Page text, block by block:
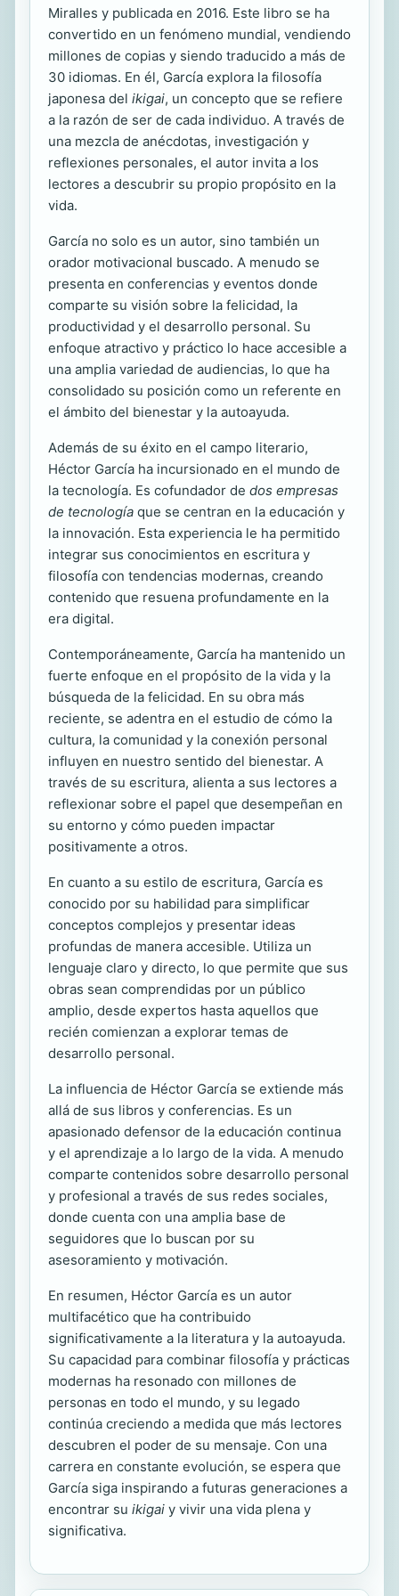
Miralles y publicada en 2016. Este libro se ha
convertido en un fenómeno mundial, vendiendo
millones de copias y siendo traducido a más de
30 idiomas. En él, García explora la filosofía
japonesa del ikigai, un concepto que se refiere
a la razón de ser de cada individuo. A través de
una mezcla de anécdotas, investigación y
reflexiones personales, el autor invita a los
lectores a descubrir su propio propósito en la
vida.
García no solo es un autor, sino también un
orador motivacional buscado. A menudo se
presenta en conferencias y eventos donde
comparte su visión sobre la felicidad, la
productividad y el desarrollo personal. Su
enfoque atractivo y práctico lo hace accesible a
una amplia variedad de audiencias, lo que ha
consolidado su posición como un referente en
el ámbito del bienestar y la autoayuda.
Además de su éxito en el campo literario,
Héctor García ha incursionado en el mundo de
la tecnología. Es cofundador de dos empresas
de tecnología que se centran en la educación y
la innovación. Esta experiencia le ha permitido
integrar sus conocimientos en escritura y
filosofía con tendencias modernas, creando
contenido que resuena profundamente en la
era digital.
Contemporáneamente, García ha mantenido un
fuerte enfoque en el propósito de la vida y la
búsqueda de la felicidad. En su obra más
reciente, se adentra en el estudio de cómo la
cultura, la comunidad y la conexión personal
influyen en nuestro sentido del bienestar. A
través de su escritura, alienta a sus lectores a
reflexionar sobre el papel que desempeñan en
su entorno y cómo pueden impactar
positivamente a otros.
En cuanto a su estilo de escritura, García es
conocido por su habilidad para simplificar
conceptos complejos y presentar ideas
profundas de manera accesible. Utiliza un
lenguaje claro y directo, lo que permite que sus
obras sean comprendidas por un público
amplio, desde expertos hasta aquellos que
recién comienzan a explorar temas de
desarrollo personal.
La influencia de Héctor García se extiende más
allá de sus libros y conferencias. Es un
apasionado defensor de la educación continua
y el aprendizaje a lo largo de la vida. A menudo
comparte contenidos sobre desarrollo personal
y profesional a través de sus redes sociales,
donde cuenta con una amplia base de
seguidores que lo buscan por su
asesoramiento y motivación.
En resumen, Héctor García es un autor
multifacético que ha contribuido
significativamente a la literatura y la autoayuda.
Su capacidad para combinar filosofía y prácticas
modernas ha resonado con millones de
personas en todo el mundo, y su legado
continúa creciendo a medida que más lectores
descubren el poder de su mensaje. Con una
carrera en constante evolución, se espera que
García siga inspirando a futuras generaciones a
encontrar su ikigai y vivir una vida plena y
significativa.